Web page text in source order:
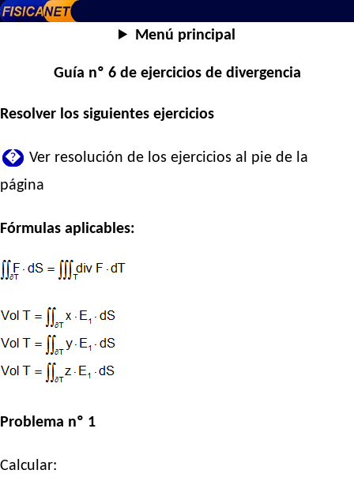
Menú principal
Guía nº 6 de ejercicios de divergencia
Resolver los siguientes ejercicios
� Ver resolución de los ejercicios al pie de la
página
Fórmulas aplicables:
Problema nº 1
Calcular: